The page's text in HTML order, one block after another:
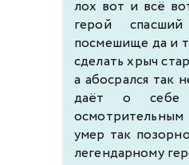
лох вот и всё
герой
посмешище да и
сделать хрыч
а абосрался так
даёт о себе
умер так
легендарному